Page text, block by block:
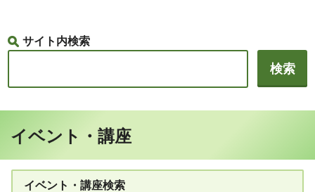
サイト内検索
イベント・講座
イベント・講座検索